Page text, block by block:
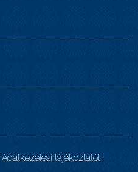
Adatkezelési tájékoztatót.